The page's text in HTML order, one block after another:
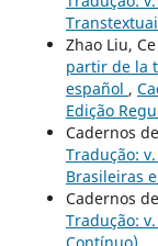
Zhao Liu,
partir de la
español ,
Edição
Cadernos
Tradução:
Brasileiras
Cadernos
Tradução: